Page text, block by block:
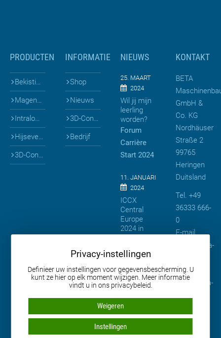
PRODUCTEN
Bekistingen voor prefab
Mageneten & Bekistingen
Intralogistiek
Hijsevenaars
3D-Configuratoren
INFORMATIE
Shop
Nieuws
3D-Configuratoren
Bedrijf
NIEUWS
25. MAART
2024
Wil jij mijn
leerling
worden?
Forum
Carrière
Start 2024
11. JANUARI
2024
ICCX
Central
Europe
2024 in
12. MEI 2023
BETA
verwelkomt
nieuwe
partner in
Europa
KONTAKT
BETA
GmbH &
Co. KG
Nordhäuser
Straße 2
99765
Heringen
Duitsland
Tel. +49
36333 666-
0
E-mail
beta-
Web
www.beta-
Privacy-instellingen
Definieer uw instellingen voor gegevensbescherming. U
kunt ze hier op elk moment wijzigen. Meer informatie
vindt u in ons privacybeleid.
Weigeren
Instellingen